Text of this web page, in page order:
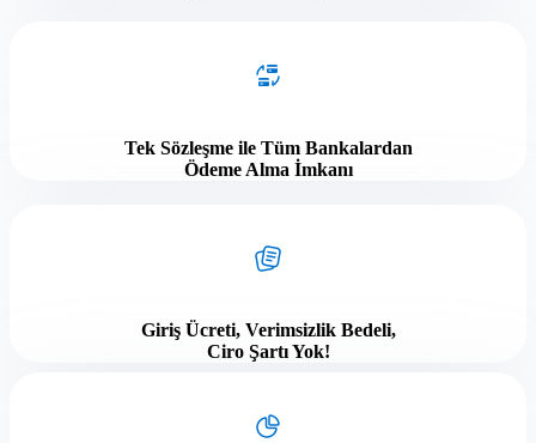
Tek Sözleşme ile Tüm Bankalardan
Ödeme Alma İmkanı
Giriş Ücreti, Verimsizlik Bedeli,
Ciro Şartı Yok!